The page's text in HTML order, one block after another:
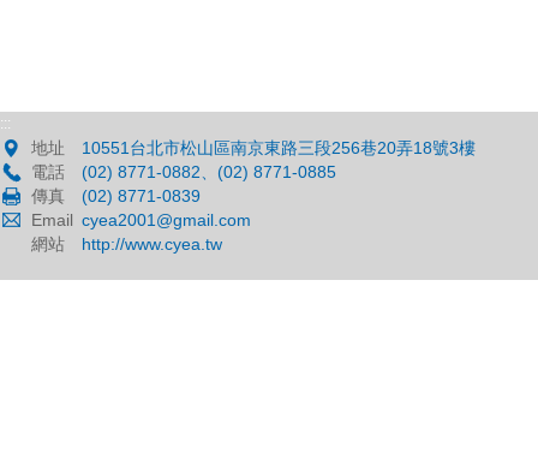
:::
地址
10551台北市松山區南京東路三段256巷20弄18號3樓
電話
(02) 8771-0882、(02) 8771-0885
傳真
(02) 8771-0839
Email cyea2001@gmail.com
網站
http://www.cyea.tw